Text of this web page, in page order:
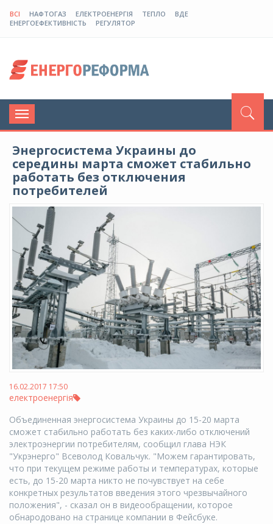
ВСІ НАФТОГАЗ ЕЛЕКТРОЕНЕРГІЯ ТЕПЛО
ВДЕ
ЕНЕРГОЕФЕКТИВНІСТЬ
РЕГУЛЯТОР
Toggle
navigation
Энергосистема Украины до
середины марта сможет стабильно
работать без отключения
потребителей
16.02.2017 17:50
електроенергія
Объединенная энергосистема Украины до 15-20 марта
сможет стабильно работать без каких-либо отключений
электроэнергии потребителям, сообщил глава НЭК
"Укрэнерго" Всеволод Ковальчук. "Можем гарантировать,
что при текущем режиме работы и температурах, которые
есть, до 15-20 марта никто не почувствует на себе
конкретных результатов введения этого чрезвычайного
положения", - сказал он в видеообращении, которое
обнародовано на странице компании в Фейсбуке.